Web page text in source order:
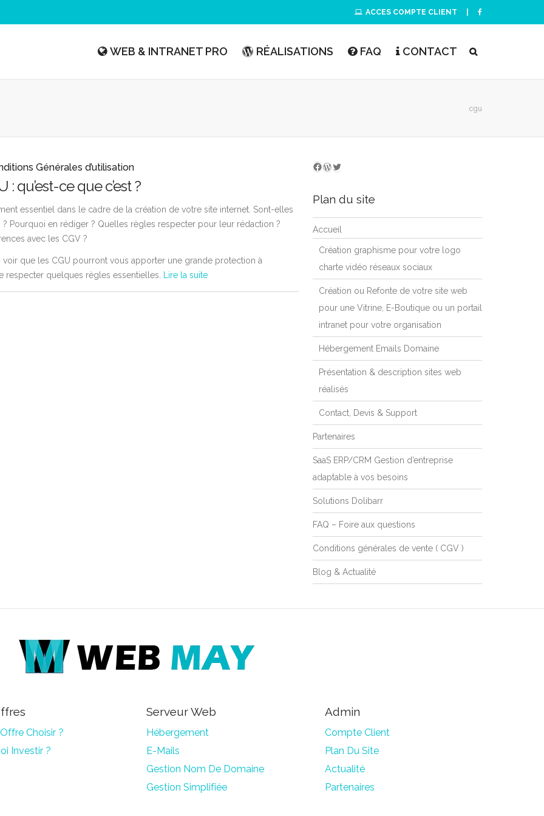
ACCES COMPTE CLIENT
WEB & INTRANET PRO RÉALISATIONS FAQ CONTACT
cgu
Générales d’utilisation
: qu’est-ce que c’est ?
essentiel dans le cadre de la création de votre site internet. Sont-elles
? Pourquoi en rédiger ? Quelles règles respecter pour leur rédaction ?
avec les CGV ?
voir que les CGU pourront vous apporter une grande protection à
respecter quelques règles essentielles.
Lire la suite
Nous suivre sur facebook
WordPress
Twitter
Plan du site
Accueil
Création graphisme pour votre logo
charte vidéo réseaux sociaux
Création ou Refonte de votre site web
pour une Vitrine, E-Boutique ou un portail
intranet pour votre organisation
Hébergement Emails Domaine
Présentation & description sites web
réalisés
Contact, Devis & Support
Partenaires
SaaS ERP/CRM Gestion d’entreprise
adaptable à vos besoins
Solutions Dolibarr
FAQ – Foire aux questions
Conditions générales de vente ( CGV )
Blog & Actualité
Choisir ?
Investir ?
Serveur Web
Hébergement
E-Mails
Gestion Nom De Domaine
Gestion Simplifiée
Admin
Compte Client
Plan Du Site
Actualité
Partenaires